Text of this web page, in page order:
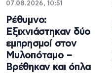
07.08.2026, 10:51
Ρέθυμνο:
Εξιχνιάστηκαν δύο
εμπρησμοί στον
Μυλοπόταμο –
Βρέθηκαν και όπλα